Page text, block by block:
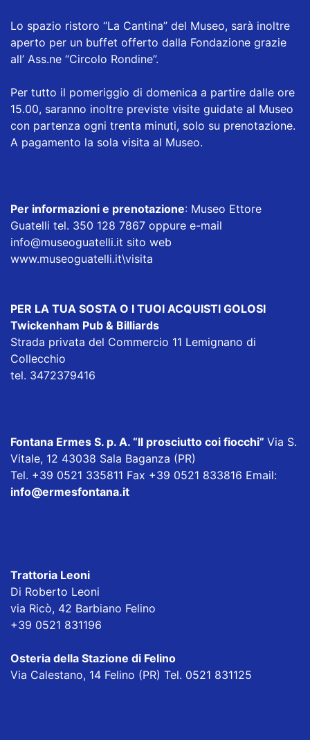
Lo spazio ristoro “La Cantina” del Museo, sarà inoltre
aperto per un buffet offerto dalla Fondazione grazie
all’ Ass.ne “Circolo Rondine”.
Per tutto il pomeriggio di domenica a partire dalle ore
15.00, saranno inoltre previste visite guidate al Museo
con partenza ogni trenta minuti, solo su prenotazione.
A pagamento la sola visita al Museo.
Per informazioni e prenotazione: Museo Ettore
Guatelli tel. 350 128 7867 oppure e-mail
info@museoguatelli.it sito web
www.museoguatelli.it\visita
PER LA TUA SOSTA O I TUOI ACQUISTI GOLOSI
Twickenham Pub & Billiards
Strada privata del Commercio 11 Lemignano di
Collecchio
tel. 3472379416
Fontana Ermes S. p. A. “Il prosciutto coi fiocchi” Via S.
Vitale, 12 43038 Sala Baganza (PR)
Tel. +39 0521 335811 Fax +39 0521 833816 Email:
info@ermesfontana.it
Trattoria Leoni
Di Roberto Leoni
via Ricò, 42 Barbiano Felino
+39 0521 831196
Osteria della Stazione di Felino
Via Calestano, 14 Felino (PR) Tel. 0521 831125